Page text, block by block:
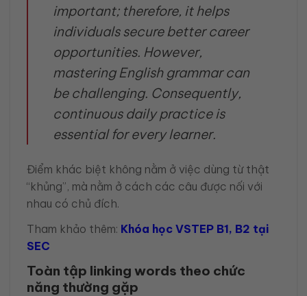
important; therefore, it helps
individuals secure better career
opportunities. However,
mastering English grammar can
be challenging. Consequently,
continuous daily practice is
essential for every learner.
Điểm khác biệt không nằm ở việc dùng từ thật
“khủng”, mà nằm ở cách các câu được nối với
nhau có chủ đích.
Tham khảo thêm: Khóa học VSTEP B1, B2 tại
SEC
Toàn tập linking words theo chức
năng thường gặp